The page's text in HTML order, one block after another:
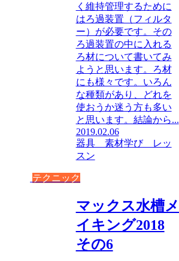
く維持管理するために
はろ過装置（フィルタ
ー）が必要です。その
ろ過装置の中に入れる
ろ材について書いてみ
ようと思います。ろ材
にも様々です。いろん
な種類があり、どれを
使おうか迷う方も多い
と思います。結論から...
2019.02.06
器具 素材学び レッ
スン
テクニック
マックス水槽メ
イキング2018
その6